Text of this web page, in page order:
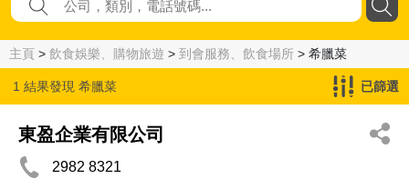
主頁 > 飲食娛樂、購物旅遊 > 到會服務、飲食場所 > 希臘菜
1 結果發現 希臘菜 已篩選
東盈企業有限公司
2982 8321